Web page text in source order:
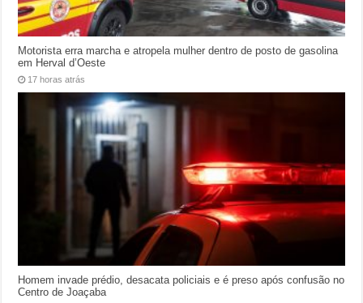
Motorista erra marcha e atropela mulher dentro de posto de gasolina
em Herval d’Oeste
17 horas atrás
Homem invade prédio, desacata policiais e é preso após confusão no
Centro de Joaçaba